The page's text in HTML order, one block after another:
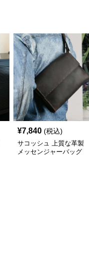
¥7,840 (税込)
サコッシュ 上質な革製
メッセンジャーバッグ